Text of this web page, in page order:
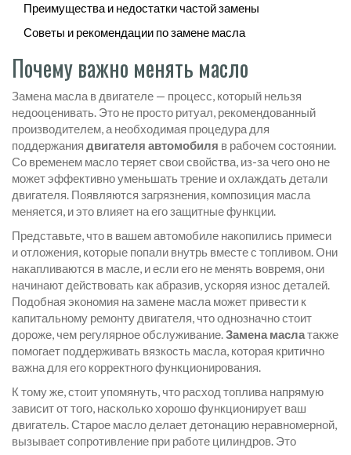
Преимущества и недостатки частой замены
Советы и рекомендации по замене масла
Почему важно менять масло
Замена масла в двигателе — процесс, который нельзя
недооценивать. Это не просто ритуал, рекомендованный
производителем, а необходимая процедура для
поддержания двигателя автомобиля в рабочем состоянии.
Со временем масло теряет свои свойства, из-за чего оно не
может эффективно уменьшать трение и охлаждать детали
двигателя. Появляются загрязнения, композиция масла
меняется, и это влияет на его защитные функции.
Представьте, что в вашем автомобиле накопились примеси
и отложения, которые попали внутрь вместе с топливом. Они
накапливаются в масле, и если его не менять вовремя, они
начинают действовать как абразив, ускоряя износ деталей.
Подобная экономия на замене масла может привести к
капитальному ремонту двигателя, что однозначно стоит
дороже, чем регулярное обслуживание.Замена маслатакже
помогает поддерживать вязкость масла, которая критично
важна для его корректного функционирования.
К тому же, стоит упомянуть, что расход топлива напрямую
зависит от того, насколько хорошо функционирует ваш
двигатель. Старое масло делает детонацию неравномерной,
вызывает сопротивление при работе цилиндров. Это